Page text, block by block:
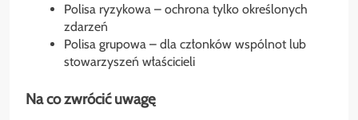
Polisa ryzykowa – ochrona tylko określonych
zdarzeń
Polisa grupowa – dla członków wspólnot lub
stowarzyszeń właścicieli
Na co zwrócić uwagę